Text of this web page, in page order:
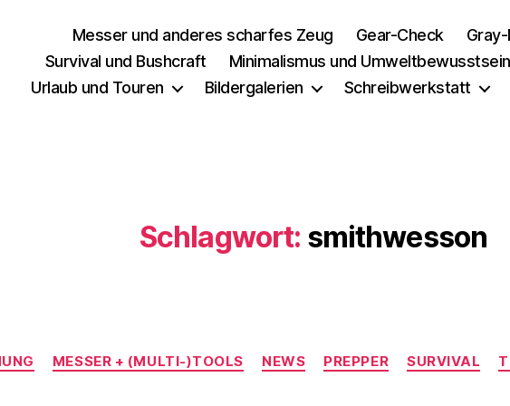
Messer und anderes scharfes Zeug Gear-Check
Survival und Bushcraft
Minimalismus und Umweltbewusstsein
Urlaub und Touren
Bildergalerien Schreibwerkstatt
Schlagwort: smithwesson
Kategorien
MESSER + (MULTI-)TOOLS NEWS PREPPER SURVIVAL